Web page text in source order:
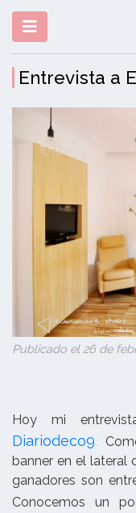
Entrevista a
Publicado el 26 de
Hoy mi
Diariodeco9.
banner en el lateral
ganadores son
Conocemos un